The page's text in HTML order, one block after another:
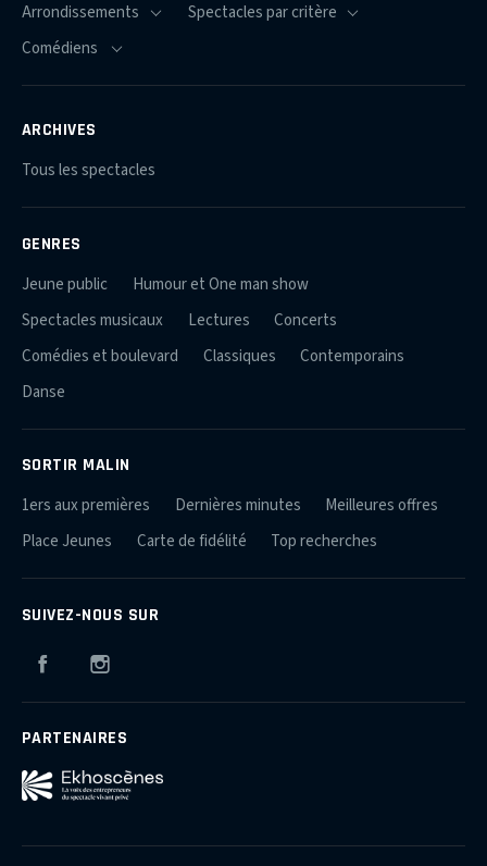
ARCHIVES
Tous les spectacles
GENRES
Jeune public
Humour et One man show
Spectacles musicaux
Lectures
Concerts
Comédies et boulevard
Classiques
Contemporains
Danse
SORTIR MALIN
1ers aux premières Dernières minutes
Meilleures offres
Place Jeunes
Carte de fidélité Top recherches
SUIVEZ-NOUS SUR
Facebook
PARTENAIRES